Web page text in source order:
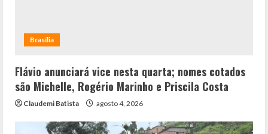
Brasília
Flávio anunciará vice nesta quarta; nomes cotados
são Michelle, Rogério Marinho e Priscila Costa
Claudemi Batista agosto 4, 2026